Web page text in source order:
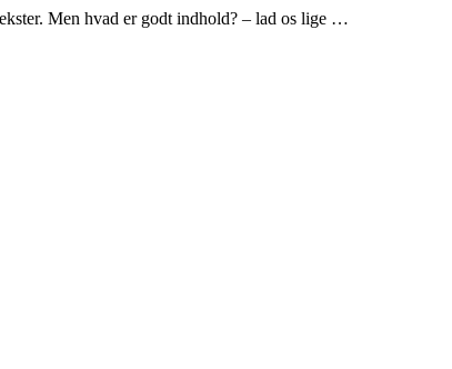
Men hvad er godt indhold? – lad os lige …